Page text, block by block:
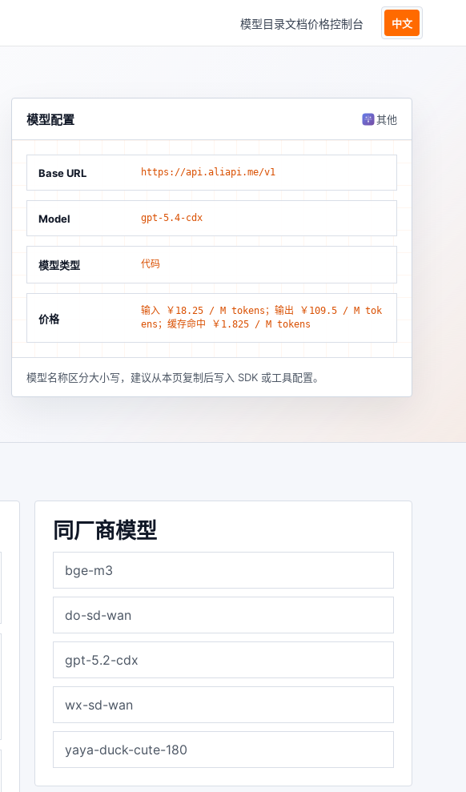
模型目录文档价格控制台 中文
模型配置 其他
Base URL https://api.aliapi.me/v1
Model gpt-5.4-cdx
模型类型 代码
价格
输入 ￥18.25 / M tokens；输出 ￥109.5 / M tok
ens；缓存命中 ￥1.825 / M tokens
模型名称区分大小写，建议从本页复制后写入 SDK 或工具配置。
同厂商模型
bge-m3
do-sd-wan
gpt-5.2-cdx
wx-sd-wan
yaya-duck-cute-180